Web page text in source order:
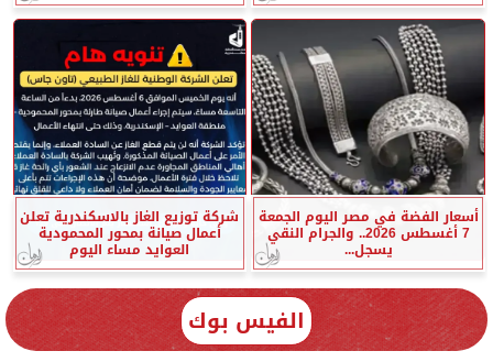
أسعار الفضة في مصر اليوم الجمعة
7 أغسطس 2026.. والجرام النقي
يسجل...
شركة توزيع الغاز بالاسكندرية تعلن
أعمال صيانة بمحور المحمودية
العوايد مساء اليوم
الفيس بوك